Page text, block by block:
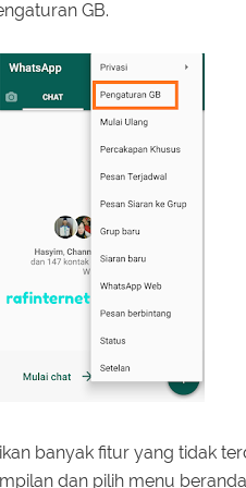
GB.
banyak fitur yang tidak
dan pilih menu